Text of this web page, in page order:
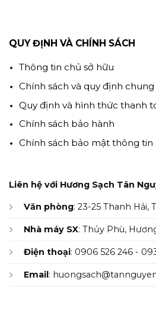
QUY ĐỊNH VÀ CHÍNH SÁCH
Thông tin chủ sở hữu
Chính sách và quy định chung
Quy định và hình thức thanh
Chính sách bảo hành
Chính sách bảo mật thông tin
Liên hệ với Hương Sạch Tân
Văn phòng: 23-25 Thanh Hải,
Nhà máy SX: Thủy Phù,
Điện thoại: 0906 526 246 -
Email: